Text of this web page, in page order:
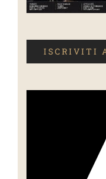
ISCRIVITI